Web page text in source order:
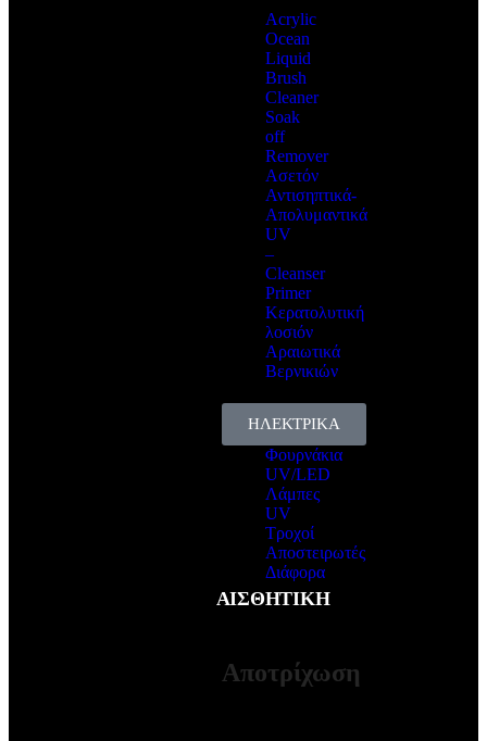
Acrylic
Ocean
Liquid
Brush
Cleaner
Soak
off
Remover
Ασετόν
Αντισηπτικά-
Απολυμαντικά
UV
–
Cleanser
Primer
Κερατολυτική
λοσιόν
Αραιωτικά
Βερνικιών
ΗΛΕΚΤΡΙΚΑ
Φουρνάκια
UV/LED
Λάμπες
UV
Τροχοί
Αποστειρωτές
Διάφορα
ΑΙΣΘΗΤΙΚΗ
Αποτρίχωση